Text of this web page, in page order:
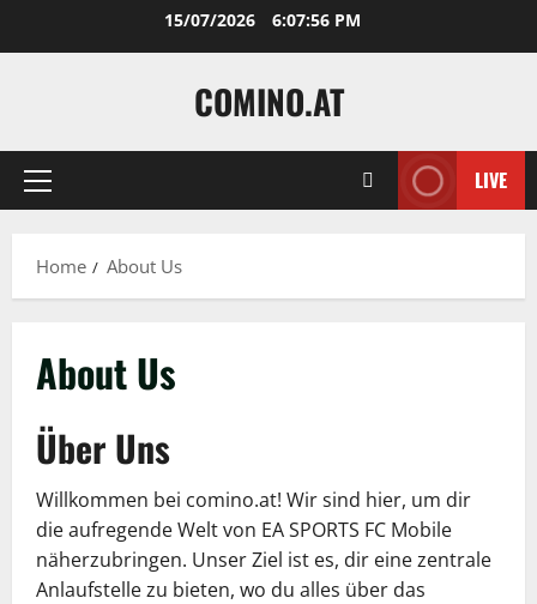
15/07/2026 6:07:56 PM
COMINO.AT
Primary
LIVE
Home About Us
About Us
Über Uns
Willkommen bei comino.at! Wir sind hier, um dir
die aufregende Welt von EA SPORTS FC Mobile
näherzubringen. Unser Ziel ist es, dir eine zentrale
Anlaufstelle zu bieten, wo du alles über das